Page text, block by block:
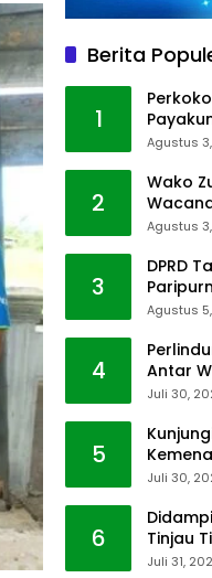
Berita
1
Jabatan
Agustus
2
Wako
Kamera
Agustus
3
DPRD
dan
Agustus
4
Antar
Juli 30,
5
Juli 30,
6
Tinjau
Juli 31,